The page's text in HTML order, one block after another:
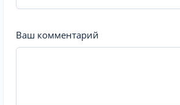
Ваш комментарий